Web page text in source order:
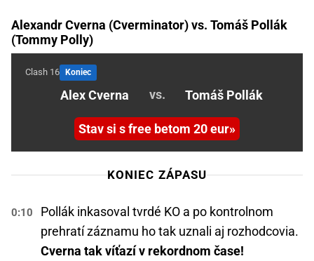
Alexandr Cverna (Cverminator) vs. Tomáš Pollák
(Tommy Polly)
Clash 16 Koniec
Alex Cverna vs. Tomáš Pollák
Stav si s free betom 20 eur
KONIEC ZÁPASU
0:10
Pollák inkasoval tvrdé KO a po kontrolnom
prehratí záznamu ho tak uznali aj rozhodcovia.
Cverna tak víťazí v rekordnom čase!